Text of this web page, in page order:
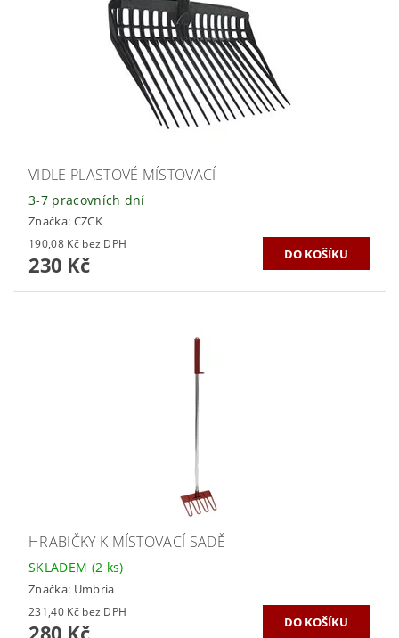
VIDLE PLASTOVÉ MÍSTOVACÍ
3-7 pracovních dní
Značka: CZCK
190,08 Kč bez DPH
230 Kč
HRABIČKY K MÍSTOVACÍ SADĚ
SKLADEM (2 ks)
Značka: Umbria
231,40 Kč bez DPH
280 Kč